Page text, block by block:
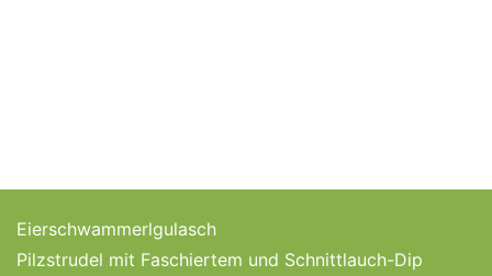
Eierschwammerlgulasch
Pilzstrudel mit Faschiertem und Schnittlauch-Dip